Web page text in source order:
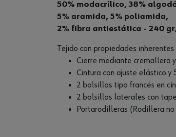
50% modacrílico, 38%
5% aramida, 5% poliamida,
2% fibra antiestática - 240
Tejido con propiedades
Cierre mediante cremallera
Cintura con ajuste elástico y
2 bolsillos tipo francés en
2 bolsillos laterales con
Portarodilleras (Rodillera